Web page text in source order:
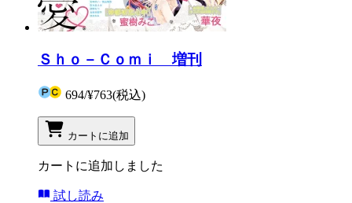
Ｓｈｏ－Ｃｏｍｉ 増刊
694/¥763(税込)
カートに追加
カートに追加しました
試し読み